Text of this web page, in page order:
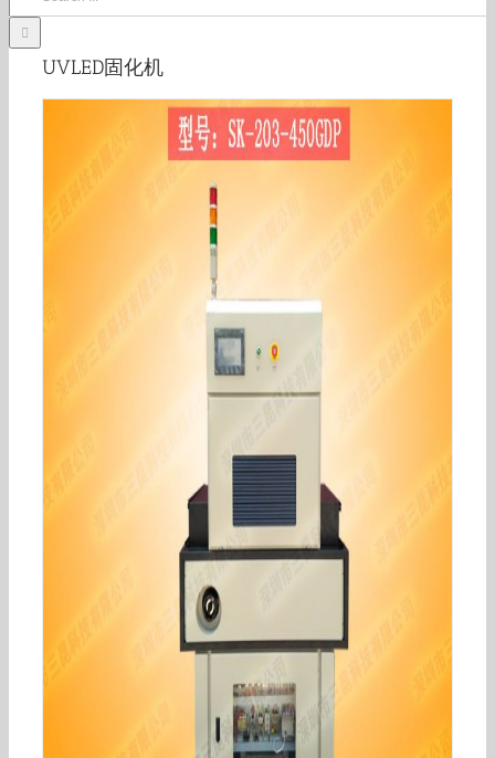
UVLED固化机
厂家直销UVLED线光源UVL5-100光通信用UV线光
源紫外设备